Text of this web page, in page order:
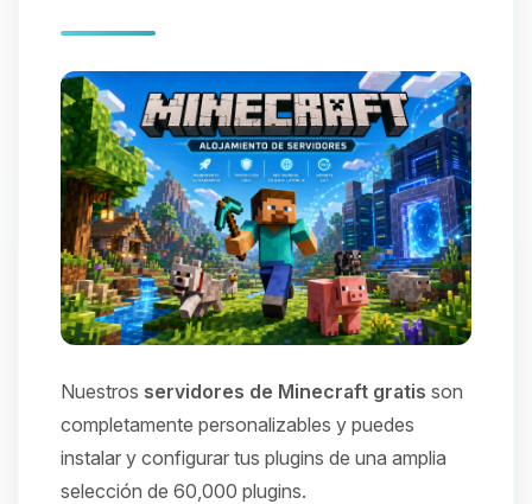
Nuestros servidores de Minecraft gratis son
completamente personalizables y puedes
instalar y configurar tus plugins de una amplia
selección de 60,000 plugins.